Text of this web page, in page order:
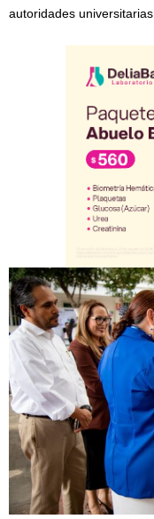
autoridades universitarias.